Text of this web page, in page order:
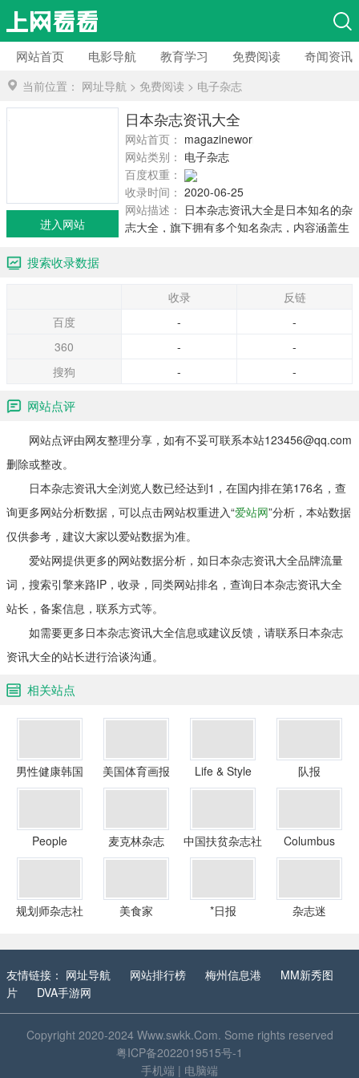
网站首页 电影导航 教育学习 免费阅读 奇闻资讯
当前位置： 网址导航 > 免费阅读 > 电子杂志
日本杂志资讯大全
网站首页： magazineworld.jp
网站类别： 电子杂志
百度权重：
收录时间： 2020-06-25
网站描述： 日本杂志资讯大全是日本知名的杂
志大全，旗下拥有多个知名杂志，内容涵盖生
《HaNaKo》等。
进入网站
搜索收录数据
收录
反链
百度
-
-
360
-
-
搜狗
- -
网站点评
网站点评由网友整理分享，如有不妥可联系本站123456@qq.com
删除或整改。
日本杂志资讯大全浏览人数已经达到1，在国内排在第176名，查
询更多网站分析数据，可以点击网站权重进入“爱站网”分析，本站数据
仅供参考，建议大家以爱站数据为准。
爱站网提供更多的网站数据分析，如日本杂志资讯大全品牌流量
词，搜索引擎来路IP，收录，同类网站排名，查询日本杂志资讯大全
站长，备案信息，联系方式等。
如需要更多日本杂志资讯大全信息或建议反馈，请联系日本杂志
资讯大全的站长进行洽谈沟通。
相关站点
男性健康韩国 美国体育画报 Life & Style 队报
People
StyleWatch
麦克林杂志 中国扶贫杂志社
Columbus
Parent
规划师杂志社 美食家 *日报 杂志迷
友情链接： 网址导航 网站排行榜 梅州信息港
MM新秀图
片
DVA手游网
Copyright 2020-2024 Www.swkk.Com. Some rights reserved
粤ICP备2022019515号-1
手机端 | 电脑端